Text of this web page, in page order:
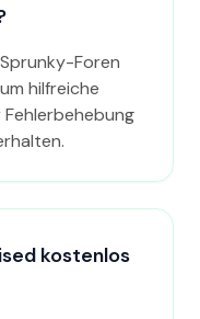
Foren
hilfreiche
kostenlos